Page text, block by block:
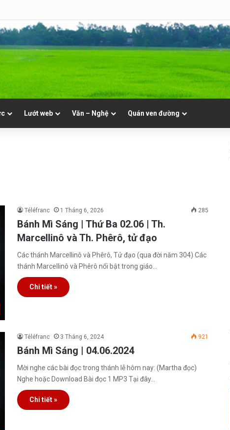
Phần VII: ĐỜI LINH MỤC. Cả Nổ
Lướt web Văn – Nghệ Quán ven đường
Téléfranc 1 Tháng 6, 2026 285
Bánh Mì Sáng | Thứ Ba 02.06 | Th.
Marcellinô và Th. Phêrô, tử đạo
Các thánh Marcellinô và Phêrô, Tử đạo (qua đời năm 304) Các
thánh Marcellinô và Phêrô nổi bật trong giáo…
Chi tiết »
Téléfranc 3 Tháng 6, 2024 921
Bánh Mì Sáng | 04.06.2024
Mời nghe các bài đọc trong thánh lễ hôm nay: (Martha đọc)
Nghe hoặc Download Bài đọc 1 MP3 Tại đây…
Chi tiết »